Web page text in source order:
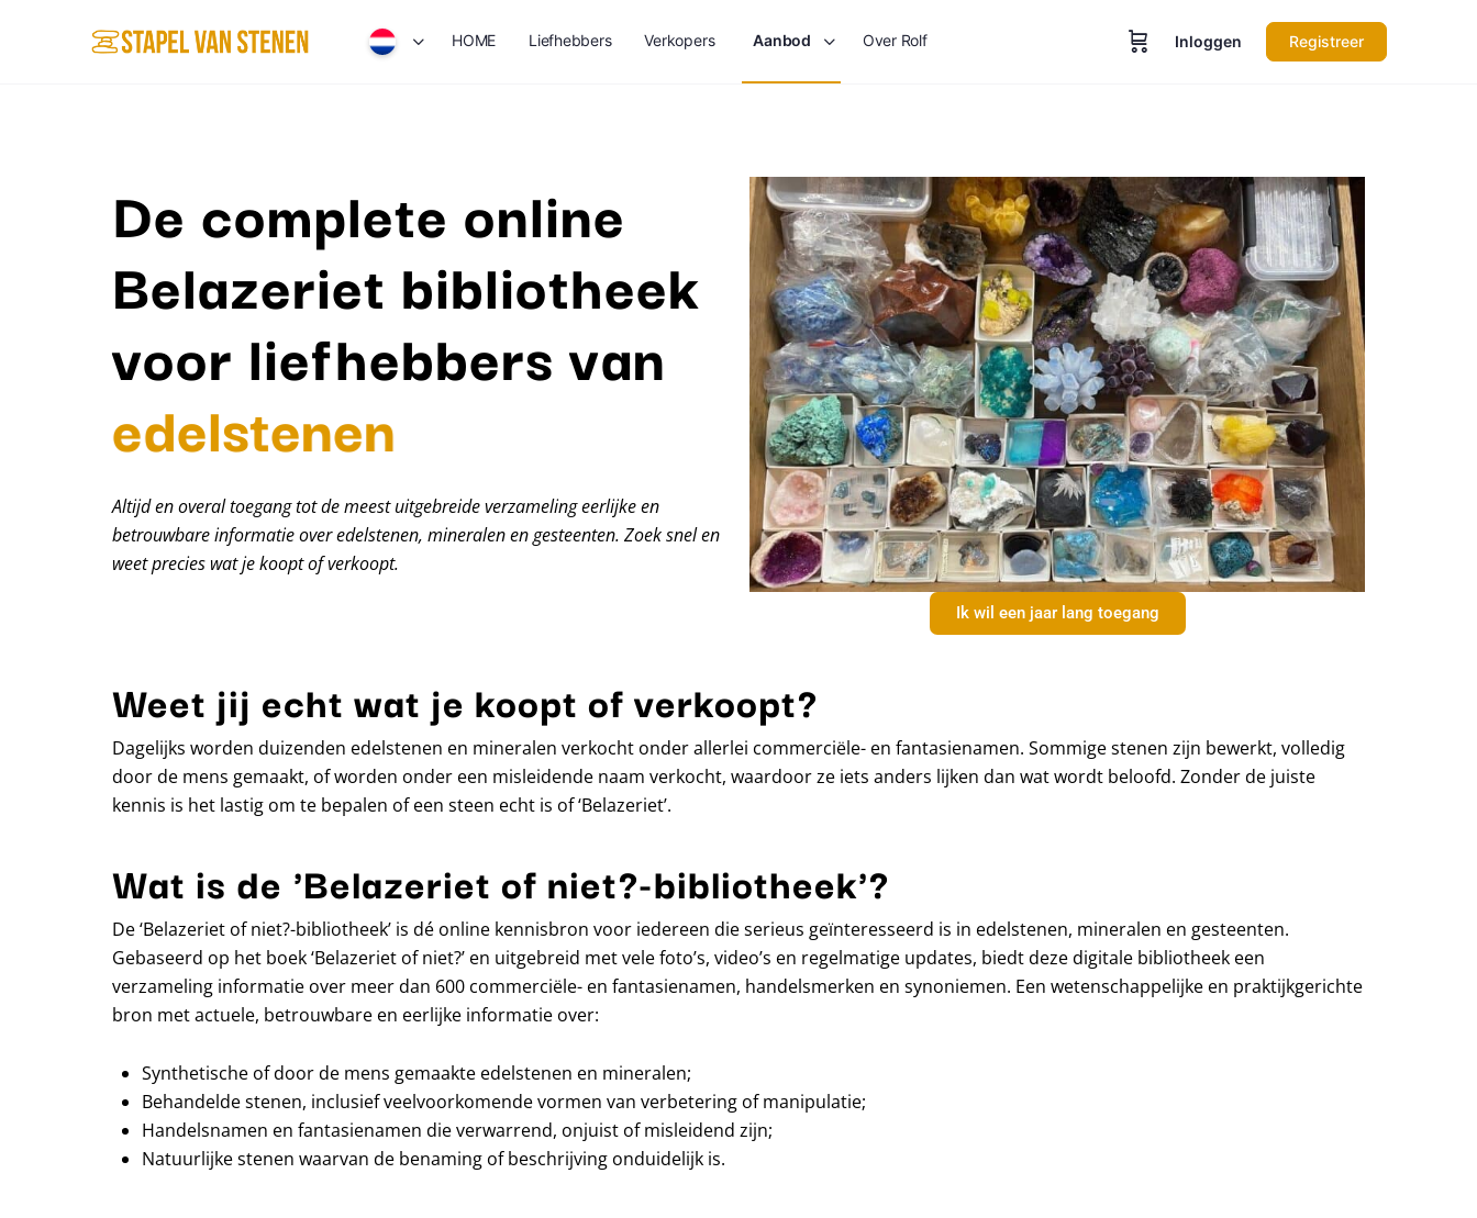
HOME Liefhebbers Verkopers Aanbod Over Rolf Inloggen Registreer
De complete online
Belazeriet bibliotheek
voor liefhebbers van
edelstenen
mineralen
Altijd en overal toegang tot de meest uitgebreide verzameling eerlijke en
betrouwbare informatie over edelstenen, mineralen en gesteenten. Zoek snel en
weet precies wat je koopt of verkoopt.
Ik wil een jaar lang toegang
Weet jij echt wat je koopt of verkoopt?
Dagelijks worden duizenden edelstenen en mineralen verkocht onder allerlei commerciële- en fantasienamen. Sommige stenen zijn bewerkt, volledig
door de mens gemaakt, of worden onder een misleidende naam verkocht, waardoor ze iets anders lijken dan wat wordt beloofd. Zonder de juiste
kennis is het lastig om te bepalen of een steen echt is of ‘Belazeriet’.
Wat is de 'Belazeriet of niet?-bibliotheek'?
De ‘Belazeriet of niet?-bibliotheek’ is dé online kennisbron voor iedereen die serieus geïnteresseerd is in edelstenen, mineralen en gesteenten.
Gebaseerd op het boek ‘Belazeriet of niet?’ en uitgebreid met vele foto’s, video’s en regelmatige updates, biedt deze digitale bibliotheek een
verzameling informatie over meer dan 600 commerciële- en fantasienamen, handelsmerken en synoniemen. Een wetenschappelijke en praktijkgerichte
bron met actuele, betrouwbare en eerlijke informatie over:
Synthetische of door de mens gemaakte edelstenen en mineralen;
Behandelde stenen, inclusief veelvoorkomende vormen van verbetering of manipulatie;
Handelsnamen en fantasienamen die verwarrend, onjuist of misleidend zijn;
Natuurlijke stenen waarvan de benaming of beschrijving onduidelijk is.